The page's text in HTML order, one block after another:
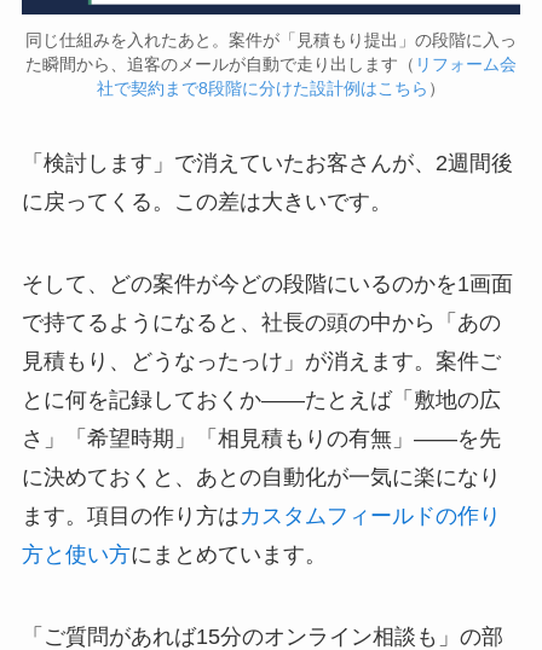
同じ仕組みを入れたあと。案件が「見積もり提出」の段階に入っ
た瞬間から、追客のメールが自動で走り出します（ リフォーム会
社で契約まで8段階に分けた設計例はこちら ）
「検討します」で消えていたお客さんが、2週間後
に戻ってくる。この差は大きいです。
そして、どの案件が今どの段階にいるのかを1画面
で持てるようになると、社長の頭の中から「あの
見積もり、どうなったっけ」が消えます。案件ご
とに何を記録しておくか——たとえば「敷地の広
さ」「希望時期」「相見積もりの有無」——を先
に決めておくと、あとの自動化が一気に楽になり
ます。項目の作り方はカスタムフィールドの作り
方と使い方にまとめています。
「ご質問があれば15分のオンライン相談も」の部